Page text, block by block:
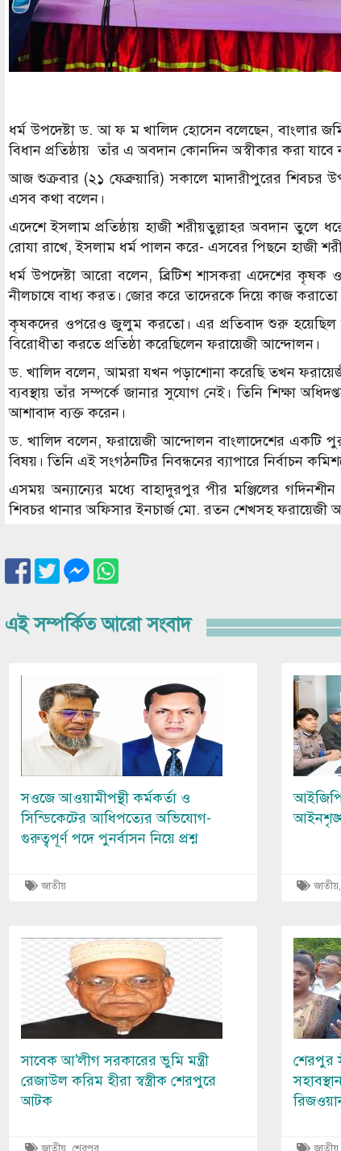
ধর্ম উপদেষ্টা ড. আ ফ ম খালিদ হোসেন বলেছেন, বাংলার
বিধান প্রতিষ্ঠায় তাঁর এ অবদান কোনদিন অস্বীকার করা যাবে
আজ শুক্রবার (২১ ফেব্রুয়ারি) সকালে মাদারীপুরের শিবচর
এসব কথা বলেন।
এদেশে ইসলাম প্রতিষ্ঠায় হাজী শরীয়তুল্লাহর অবদান তুলে
রোযা রাখে, ইসলাম ধর্ম পালন করে- এসবের পিছনে হাজী
ধর্ম উপদেষ্টা আরো বলেন, ব্রিটিশ শাসকরা এদেশের
নীলচাষে বাধ্য করত। জোর করে তাদেরকে দিয়ে কাজ
কৃষকদের ওপরেও জুলুম করতো। এর প্রতিবাদ শুরু হয়েছিল
বিরোধীতা করতে প্রতিষ্ঠা করেছিলেন ফরায়েজী আন্দোলন।
ড. খালিদ বলেন, আমরা যখন পড়াশোনা করেছি তখন
ব্যবস্থায় তাঁর সম্পর্কে জানার সুযোগ নেই। তিনি শিক্ষা
আশাবাদ ব্যক্ত করেন।
ড. খালিদ বলেন, ফরায়েজী আন্দোলন বাংলাদেশের একটি
বিষয়। তিনি এই সংগঠনটির নিবন্ধনের ব্যাপারে নির্বাচন
এসময় অন্যান্যের মধ্যে বাহাদুরপুর পীর মঞ্জিলের
শিবচর থানার অফিসার ইনচার্জ মো. রতন শেখসহ ফরায়েজী
এই সম্পর্কিত আরো সংবাদ
Image
সওজে আওয়ামীপন্থী কর্মকর্তা ও
সিন্ডিকেটের আধিপত্যের অভিযোগ-
গুরুত্বপূর্ণ পদে পুনর্বাসন নিয়ে প্রশ্ন
জাতীয়
Image
জাতীয়,
সাবেক আ'লীগ সরকারের ভুমি মন্ত্রী
রেজাউল করিম হীরা স্বস্ত্রীক শেরপুরে
আটক
Image
শেরপুর